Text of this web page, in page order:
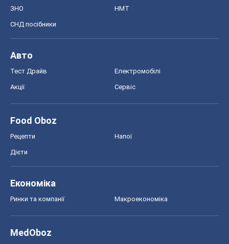
ЗНО НМТ
СНД посібники
Авто
Тест Драйв Електромобілі
Акції Сервіс
Food Oboz
Рецепти Напої
Дієти
Економіка
Ринки та компанії Макроекономіка
MedOboz